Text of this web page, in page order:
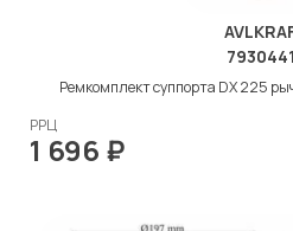
Ремкомплект суппорта DX 225
РРЦ
1 696 ₽